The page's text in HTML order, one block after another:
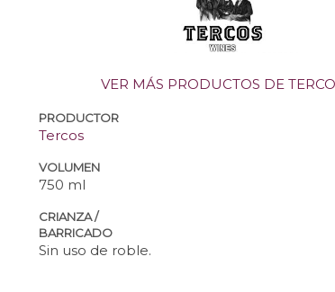
VER MÁS PRODUCTOS DE
PRODUCTOR
Tercos
VOLUMEN
750 ml
CRIANZA /
BARRICADO
Sin uso de roble.